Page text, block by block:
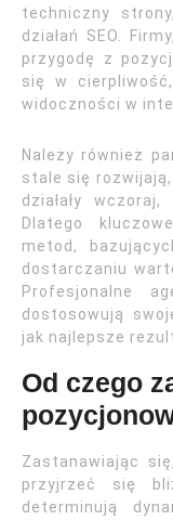
techniczny
działań SEO.
przygodę z
się w
widoczności w
Należy również
stale się
działały
Dlatego
metod,
dostarczaniu
Profesjonalne
dostosowują
jak najlepsze
Od czego
Zastanawiając
przyjrzeć się
determinują